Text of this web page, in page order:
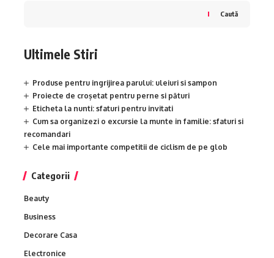
Caută
Ultimele Stiri
Produse pentru ingrijirea parului: uleiuri si sampon
Proiecte de croșetat pentru perne si pături
Eticheta la nunti: sfaturi pentru invitati
Cum sa organizezi o excursie la munte in familie: sfaturi si
recomandari
Cele mai importante competitii de ciclism de pe glob
Categorii
Beauty
Business
Decorare Casa
Electronice